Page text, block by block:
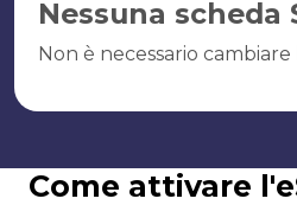
Nessuna scheda
Non è necessario
Come attivare